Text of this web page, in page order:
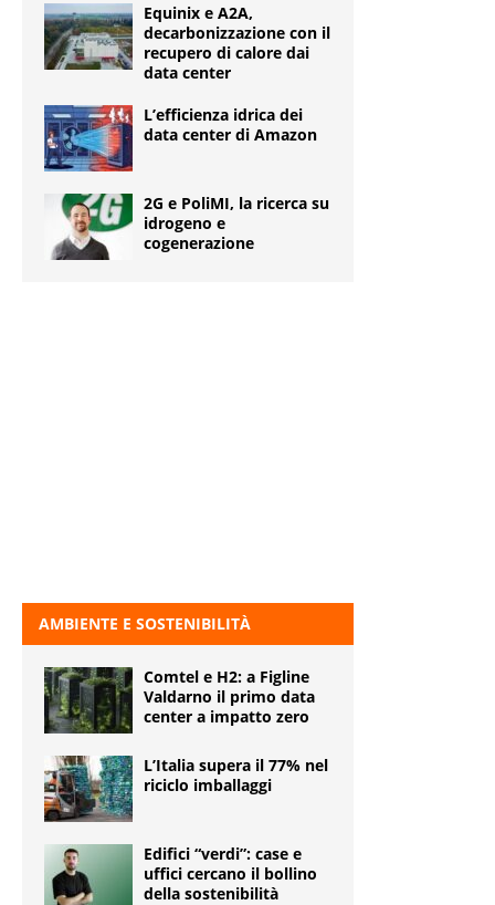
Equinix e A2A,
decarbonizzazione con il
recupero di calore dai
data center
L’efficienza idrica dei
data center di Amazon
2G e PoliMI, la ricerca su
idrogeno e
cogenerazione
AMBIENTE E SOSTENIBILITÀ
Comtel e H2: a Figline
Valdarno il primo data
center a impatto zero
L’Italia supera il 77% nel
riciclo imballaggi
Edifici “verdi”: case e
uffici cercano il bollino
della sostenibilità